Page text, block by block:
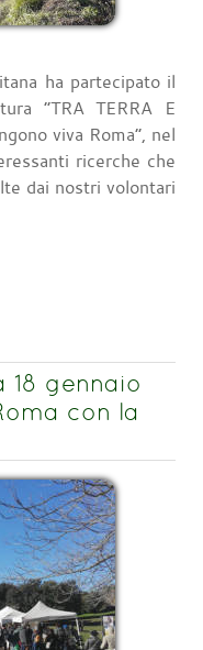
ha partecipato il
“TRA TERRA E
viva Roma”, nel
ricerche che
dai nostri volontari
18 gennaio
con la